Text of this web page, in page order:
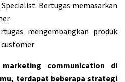
Bertugas memasarkan
mengembangkan produk
customer
communication di
terdapat beberapa strategi